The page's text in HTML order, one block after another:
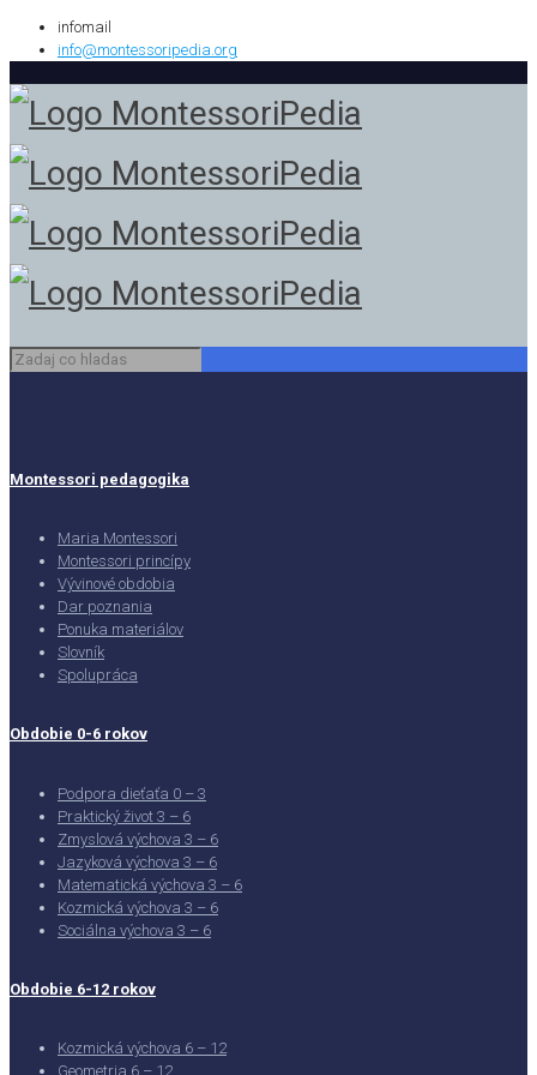
infomail
info@montessoripedia.org
Montessori pedagogika
Maria Montessori
Montessori princípy
Vývinové obdobia
Dar poznania
Ponuka materiálov
Slovník
Spolupráca
Obdobie 0-6 rokov
Podpora dieťaťa 0 – 3
Praktický život 3 – 6
Zmyslová výchova 3 – 6
Jazyková výchova 3 – 6
Matematická výchova 3 – 6
Kozmická výchova 3 – 6
Sociálna výchova 3 – 6
Obdobie 6-12 rokov
Kozmická výchova 6 – 12
Geometria 6 – 12